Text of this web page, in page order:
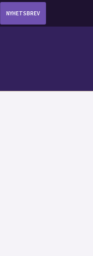
NYHETSBREV